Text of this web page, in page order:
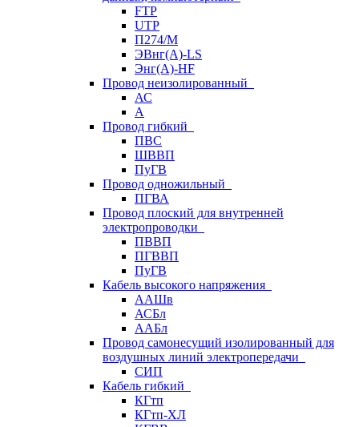
FTP
UTP
П274/М
ЭВнг(А)-LS
Энг(А)-HF
Провод неизолированный
АС
А
Провод гибкий
ПВС
ШВВП
ПуГВ
Провод одножильный
ПГВА
Провод плоский для внутренней
электропроводки
ПВВП
ПГВВП
ПуГВ
Кабель высокого напряжения
ААШв
АСБл
ААБл
Провод самонесущий изолированный для
воздушных линий электропередачи
СИП
Кабель гибкий
КГтп
КГтп-ХЛ